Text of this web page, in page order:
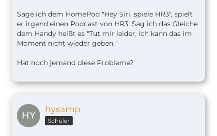
Sage ich dem HomePod "Hey Siri, spiele HR3", spielt
er irgend einen Podcast von HR3. Sag ich das Gleiche
dem Handy heißt es "Tut mir leider, ich kann das im
Moment nicht wieder geben."
Hat noch jemand diese Probleme?
hyxamp
Schüler